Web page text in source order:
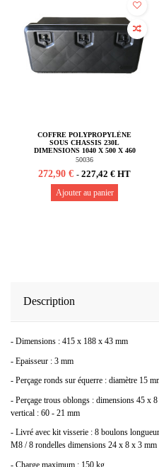
COFFRE POLYPROPYLÈNE
SOUS CHASSIS 230L
DIMENSIONS 1040 X 500 X 460
MM
50036
272,90 € - 227,42 € HT
Ajouter au panier
Description
- Dimensions : 415 x 188 x 43 mm
- Epaisseur : 3 mm
- Perçage ronds sur équerre : diamètre 15
- Perçage trous oblongs : dimensions 45 x
vertical : 60 - 21 mm
- Livré avec kit visserie : 8 boulons
M8 / 8 rondelles dimensions 24 x 8 x 3 mm
- Charge maximum : 150 kg